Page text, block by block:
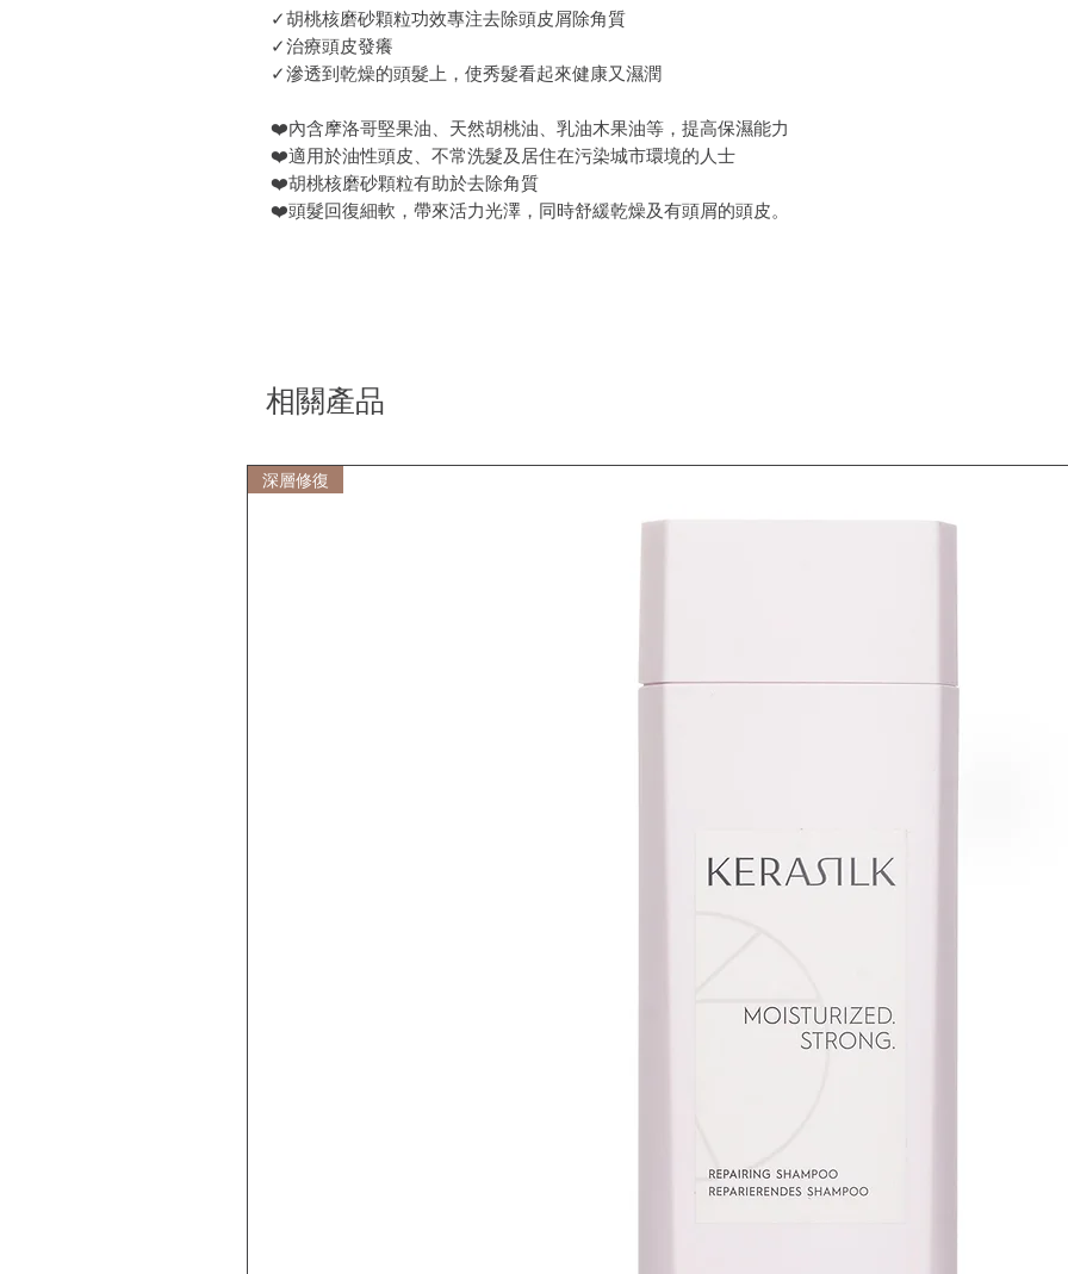
✓胡桃核磨砂顆粒功效專注去除頭皮屑除角質
✓治療頭皮發癢
✓滲透到乾燥的頭髮上，使秀髮看起來健康又濕潤
❤️內含摩洛哥堅果油、天然胡桃油、乳油木果油等，提高保濕能力
❤️適用於油性頭皮、不常洗髮及居住在污染城市環境的人士
❤️胡桃核磨砂顆粒有助於去除角質
❤️頭髮回復細軟，帶來活力光澤，同時舒緩乾燥及有頭屑的頭皮。
相關產品
深層修復